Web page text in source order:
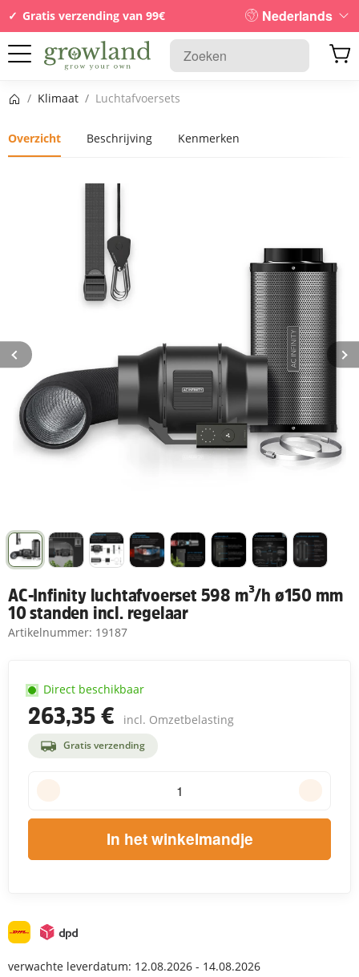
Gratis verzending van 99€ Nederlands
Startpagina
/ Klimaat / Luchtafvoersets
Overzicht Beschrijving Kenmerken
AC-Infinity luchtafvoerset 598 m³/h ø150 mm
10 standen incl. regelaar
Artikelnummer: 19187
263,35 € incl. Omzetbelasting
Gratis verzending
Direct beschikbaar
In het winkelmandje
verwachte leverdatum: 12.08.2026 - 14.08.2026